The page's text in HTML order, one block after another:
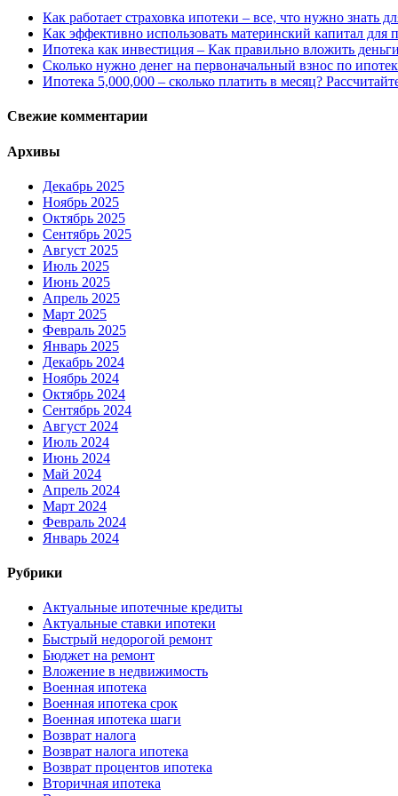
Как работает страховка ипотеки – все, что нужно знать
Как эффективно использовать материнский капитал для
Ипотека как инвестиция – Как правильно вложить
Сколько нужно денег на первоначальный взнос по
Ипотека 5,000,000 – сколько платить в месяц?
Свежие комментарии
Архивы
Декабрь 2025
Ноябрь 2025
Октябрь 2025
Сентябрь 2025
Август 2025
Июль 2025
Июнь 2025
Апрель 2025
Март 2025
Февраль 2025
Январь 2025
Декабрь 2024
Ноябрь 2024
Октябрь 2024
Сентябрь 2024
Август 2024
Июль 2024
Июнь 2024
Май 2024
Апрель 2024
Март 2024
Февраль 2024
Январь 2024
Рубрики
Актуальные ипотечные кредиты
Актуальные ставки ипотеки
Быстрый недорогой ремонт
Бюджет на ремонт
Вложение в недвижимость
Военная ипотека
Военная ипотека срок
Военная ипотека шаги
Возврат налога
Возврат налога ипотека
Возврат процентов ипотека
Вторичная ипотека